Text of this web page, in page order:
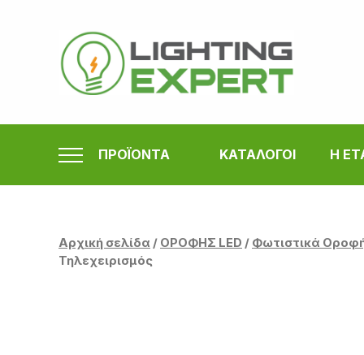
περιεχόμενο
ΠΡΟΪΟΝΤΑ ΚΑΤΑΛΟΓΟΙ Η
Αρχική σελίδα / ΟΡΟΦΗΣ LED / Φωτιστικά
Τηλεχειρισμός